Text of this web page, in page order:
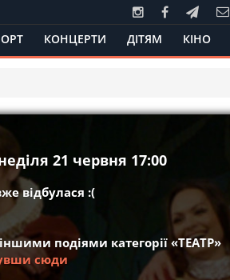
КОНЦЕРТИ ДІТЯМ КІНО
21 червня 17:00
відбулася :(
подіями категорії «ТЕАТР»
сюди